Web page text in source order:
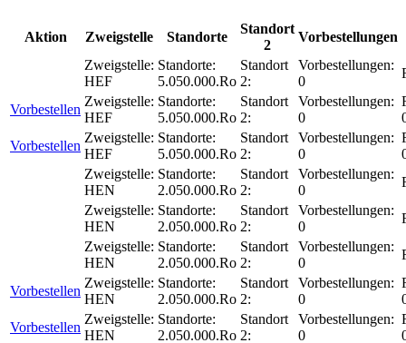
Aktion Zweigstelle Standorte
Standort
2
Vorbestellungen
Zweigstelle:
HEF
Standorte:
5.050.000.Ro
Standort
2:
Vorbestellungen:
0
Vorbestellen
Zweigstelle:
HEF
Standorte:
5.050.000.Ro
Standort
2:
Vorbestellungen:
0
Vorbestellen
Zweigstelle:
HEF
Standorte:
5.050.000.Ro
Standort
2:
Vorbestellungen:
0
Zweigstelle:
HEN
Standorte:
2.050.000.Ro
Standort
2:
Vorbestellungen:
0
Zweigstelle:
HEN
Standorte:
2.050.000.Ro
Standort
2:
Vorbestellungen:
0
Zweigstelle:
HEN
Standorte:
2.050.000.Ro
Standort
2:
Vorbestellungen:
0
Vorbestellen
Zweigstelle:
HEN
Standorte:
2.050.000.Ro
Standort
2:
Vorbestellungen:
0
Vorbestellen
Zweigstelle:
HEN
Standorte:
2.050.000.Ro
Standort
2:
Vorbestellungen:
0